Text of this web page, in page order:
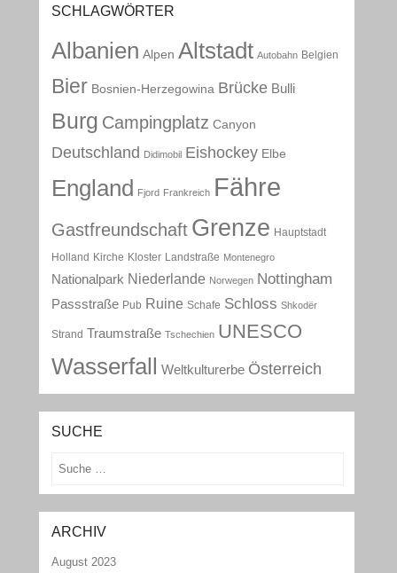
SCHLAGWÖRTER
Albanien Alpen Altstadt Autobahn Belgien
Bier Bosnien-Herzegowina Brücke Bulli
Burg Campingplatz Canyon
Deutschland Didimobil Eishockey Elbe
England Fjord Frankreich Fähre
Gastfreundschaft Grenze Hauptstadt
Holland Kirche Kloster Landstraße Montenegro
Nationalpark Niederlande Norwegen Nottingham
Passstraße Pub Ruine Schafe Schloss Shkodër
Strand Traumstraße Tschechien UNESCO
Wasserfall Weltkulturerbe Österreich
SUCHE
Suchen
ARCHIV
August 2023